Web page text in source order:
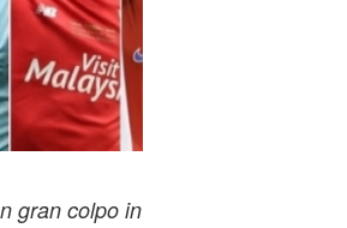
gran colpo in